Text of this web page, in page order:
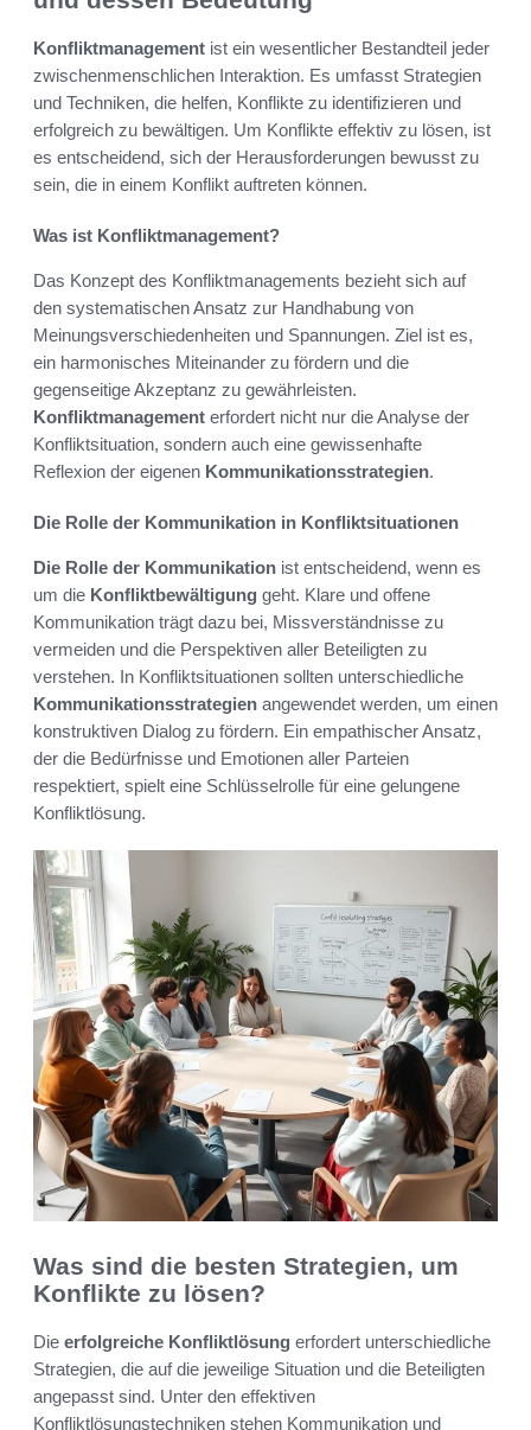
Konfliktmanagement ist ein wesentlicher Bestandteil jeder
zwischenmenschlichen Interaktion. Es umfasst Strategien
und Techniken, die helfen, Konflikte zu identifizieren und
erfolgreich zu bewältigen. Um Konflikte effektiv zu lösen, ist
es entscheidend, sich der Herausforderungen bewusst zu
sein, die in einem Konflikt auftreten können.
Was ist Konfliktmanagement?
Das Konzept des Konfliktmanagements bezieht sich auf
den systematischen Ansatz zur Handhabung von
Meinungsverschiedenheiten und Spannungen. Ziel ist es,
ein harmonisches Miteinander zu fördern und die
gegenseitige Akzeptanz zu gewährleisten.
Konfliktmanagement erfordert nicht nur die Analyse der
Konfliktsituation, sondern auch eine gewissenhafte
Reflexion der eigenen Kommunikationsstrategien.
Die Rolle der Kommunikation in Konfliktsituationen
Die Rolle der Kommunikation ist entscheidend, wenn es
um die Konfliktbewältigung geht. Klare und offene
Kommunikation trägt dazu bei, Missverständnisse zu
vermeiden und die Perspektiven aller Beteiligten zu
verstehen. In Konfliktsituationen sollten unterschiedliche
Kommunikationsstrategien angewendet werden, um einen
konstruktiven Dialog zu fördern. Ein empathischer Ansatz,
der die Bedürfnisse und Emotionen aller Parteien
respektiert, spielt eine Schlüsselrolle für eine gelungene
Konfliktlösung.
Was sind die besten Strategien, um
Konflikte zu lösen?
Die erfolgreiche Konfliktlösung erfordert unterschiedliche
Strategien, die auf die jeweilige Situation und die Beteiligten
angepasst sind. Unter den effektiven
Konfliktlösungstechniken stehen Kommunikation und